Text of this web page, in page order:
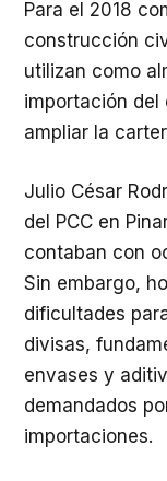
Para el 2018
construcción
utilizan como
importación del
ampliar la
Julio César
del PCC en
contaban con
Sin embargo,
dificultades
divisas,
envases y
demandados
importaciones.